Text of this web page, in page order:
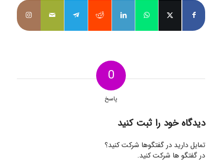
0
پاسخ
دیدگاه خود را ثبت کنید
تمایل دارید در گفتگوها شرکت کنید؟
در گفتگو ها شرکت کنید.